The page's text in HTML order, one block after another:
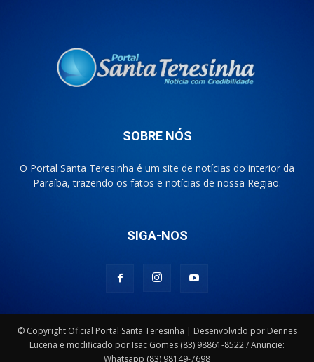
SOBRE NÓS
O Portal Santa Teresinha é um site de notícias do interior da
Paraíba, trazendo os fatos e notícias de nossa Região.
SIGA-NOS
© Copyright Oficial Portal Santa Teresinha | Desenvolvido por Dennes
Lucena e modificado por Isac Gomes (83) 98861-8522 / Anuncie:
Whatsapp (83) 98149-7698